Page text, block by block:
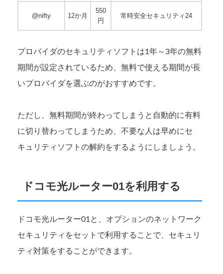
@nifty 12か月
550
円
常時安全セキュリティ24
プロバイダのセキュリティソフトは1年～3年の無料
期間が設定されているため、無料で使える期間が長
いプロバイダを選ぶのがおすすめです。
ただし、無料期間が終わってしまうと自動的に有料
に切り替わってしまうため、不要な人は早めにセ
キュリティソフトの解約をするようにしましょう。
ドコモ光ルーター01を利用する
ドコモ光ルーター01と、オプションのネットワーク
セキュリティをセットで利用することで、セキュリ
ティ対策をすることができます。